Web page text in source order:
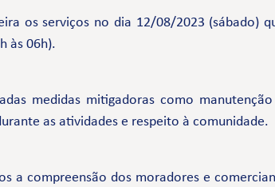
os serviços no dia 12/08/2023 (sábado)
às 06h).
medidas mitigadoras como
as atividades e respeito à comunidade.
a compreensão dos moradores e